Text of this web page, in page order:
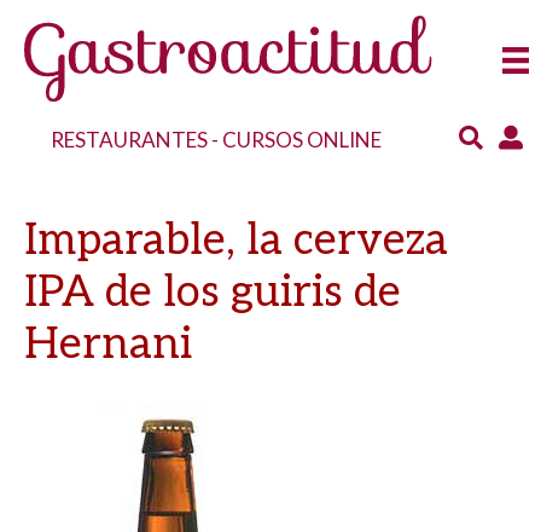
RESTAURANTES- CURSOS ONLINE
Imparable, la cerveza
IPA de los guiris de
Hernani